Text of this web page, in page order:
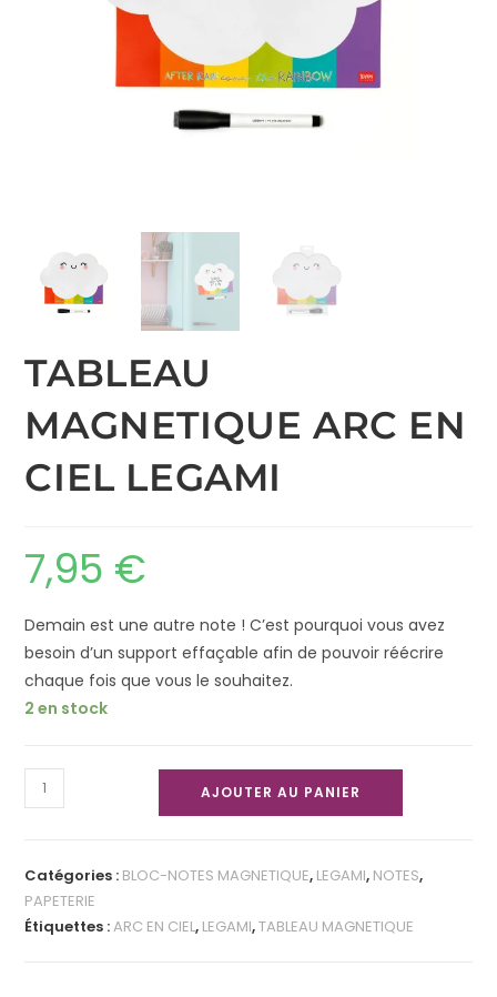
TABLEAU
MAGNETIQUE ARC EN
CIEL LEGAMI
7,95 €
Demain est une autre note ! C’est pourquoi vous avez
besoin d’un support effaçable afin de pouvoir réécrire
chaque fois que vous le souhaitez.
2 en stock
AJOUTER AU PANIER
Catégories : BLOC-NOTES MAGNETIQUE, LEGAMI, NOTES,
PAPETERIE
Étiquettes :ARC EN CIEL, LEGAMI,TABLEAU MAGNETIQUE